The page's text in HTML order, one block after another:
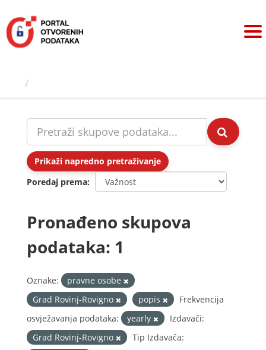
sadržaj
Prikaži napredno pretraživanje
Poredaj prema
Pronađeno skupova
podataka: 1
Oznake:
pravne osobe
Grad Rovinj-Rovigno
popis
Frekvencija
osvježavanja podataka:
yearly
Izdavači:
Grad Rovinj-Rovigno
Tip Izdavača: